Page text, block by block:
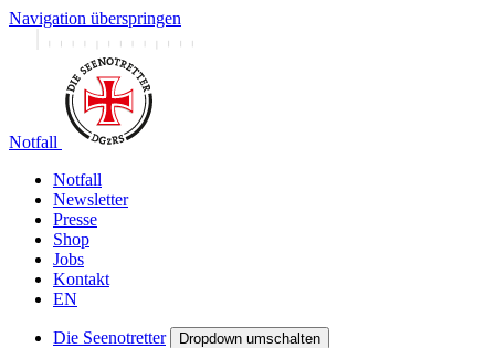
Navigation überspringen
Notfall
Notfall
Newsletter
Presse
Shop
Jobs
Kontakt
EN
Die Seenotretter Dropdown umschalten